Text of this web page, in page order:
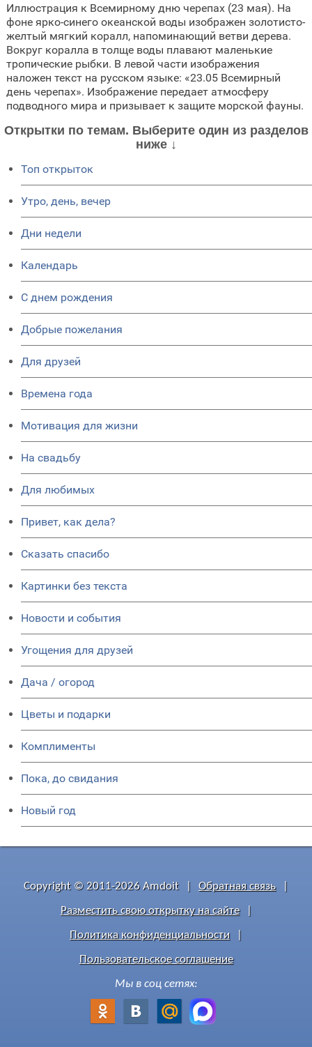
Иллюстрация к Всемирному дню черепах (23 мая). На
фоне ярко-синего океанской воды изображен золотисто-
желтый мягкий коралл, напоминающий ветви дерева.
Вокруг коралла в толще воды плавают маленькие
тропические рыбки. В левой части изображения
наложен текст на русском языке: «23.05 Всемирный
день черепах». Изображение передает атмосферу
подводного мира и призывает к защите морской фауны.
Открытки по темам. Выберите один из разделов
ниже ↓
Топ открыток
Утро, день, вечер
Дни недели
Календарь
C днем рождения
Добрые пожелания
Для друзей
Времена года
Мотивация для жизни
На свадьбу
Для любимых
Привет, как дела?
Сказать спасибо
Картинки без текста
Новости и события
Угощения для друзей
Дача / огород
Цветы и подарки
Комплименты
Пока, до свидания
Новый год
Copyright © 2011-2026 Amdoit Обратная связь
Разместить свою открытку на сайте
Политика конфиденциальности
Пользовательское соглашение
Мы в соц сетях: